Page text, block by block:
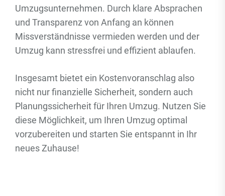
Umzugsunternehmen. Durch klare Absprachen
und Transparenz von Anfang an können
Missverständnisse vermieden werden und der
Umzug kann stressfrei und effizient ablaufen.
Insgesamt bietet ein Kostenvoranschlag also
nicht nur finanzielle Sicherheit, sondern auch
Planungssicherheit für Ihren Umzug. Nutzen Sie
diese Möglichkeit, um Ihren Umzug optimal
vorzubereiten und starten Sie entspannt in Ihr
neues Zuhause!